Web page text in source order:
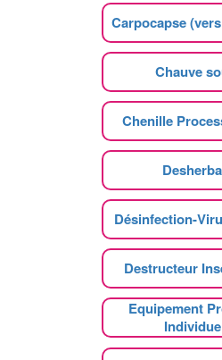
Carpocapse
Chauve
Chenille
Désinfection-
Destructeur
Equipement